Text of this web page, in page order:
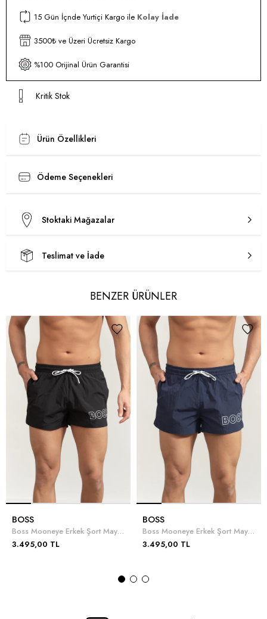
15 Gün İçnde Yurtiçi Kargo ile Kolay İade
3500₺ ve Üzeri Ücretsiz Kargo
%100 Orijinal Ürün Garantisi
Kritik Stok
Ürün Özellikleri
Ödeme Seçenekleri
Stoktaki Mağazalar
Teslimat ve İade
BENZER ÜRÜNLER
BOSS
Boss Mooneye Erkek Şort Mayo Siyah
3.495,00 TL
BOSS
Boss Mooneye Erkek Şort Mayo Lacivert
3.495,00 TL